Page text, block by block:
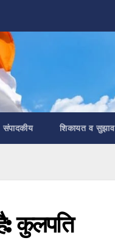
संपादकीय शिकायत व सुझाव
कुलपति